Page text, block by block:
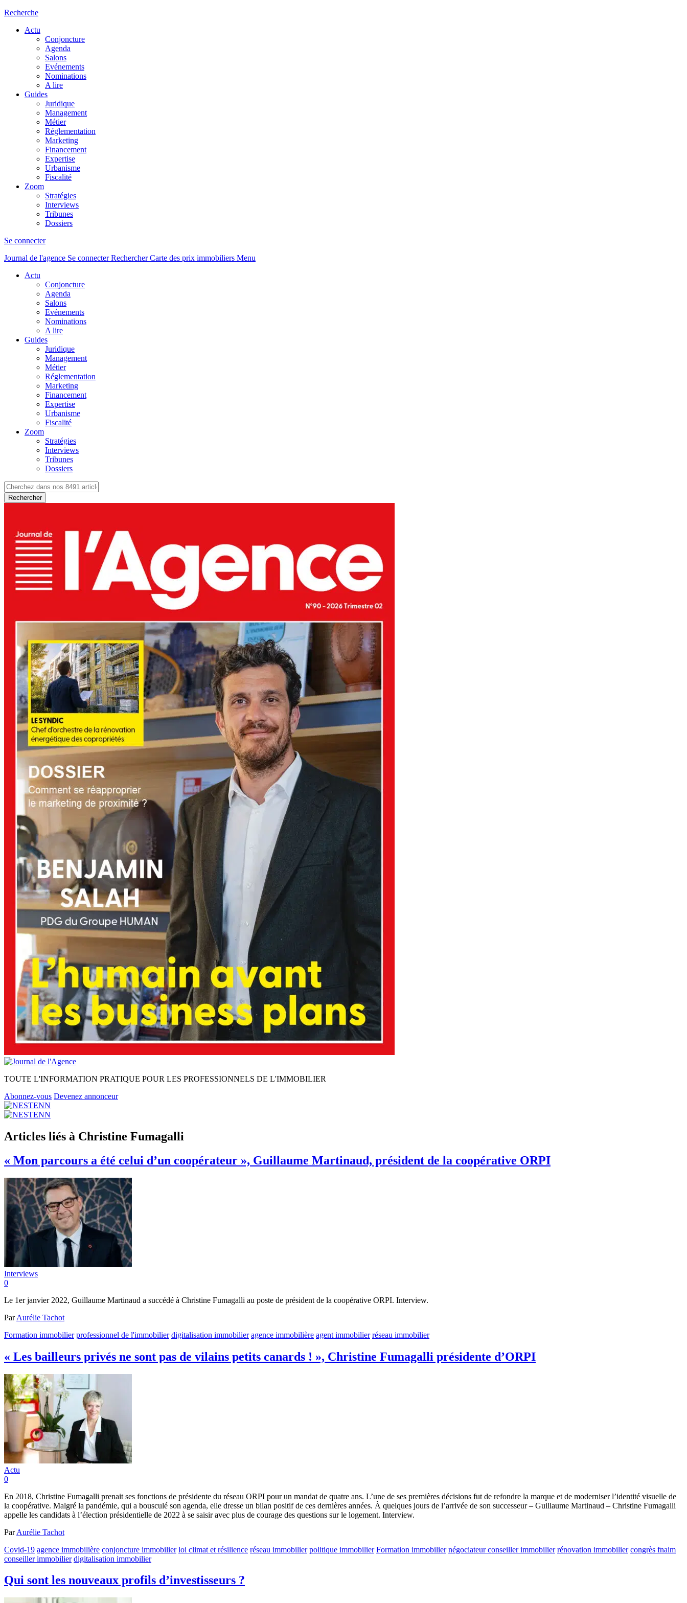
Recherche
Actu
Conjoncture
Agenda
Salons
Evénements
Nominations
A lire
Guides
Juridique
Management
Métier
Réglementation
Marketing
Financement
Expertise
Urbanisme
Fiscalité
Zoom
Stratégies
Interviews
Tribunes
Dossiers
Se connecter
Journal de l'agence Se connecterRechercher Carte des prix immobiliers Menu
Actu
Conjoncture
Agenda
Salons
Evénements
Nominations
A lire
Guides
Juridique
Management
Métier
Réglementation
Marketing
Financement
Expertise
Urbanisme
Fiscalité
Zoom
Stratégies
Interviews
Tribunes
Dossiers
Rechercher
TOUTE L'INFORMATION PRATIQUE POUR LES PROFESSIONNELS DE L'IMMOBILIER
Abonnez-vous Devenez annonceur
Articles liés à Christine Fumagalli
« Mon parcours a été celui d’un coopérateur », Guillaume Martinaud, président de la coopérative ORPI
Interviews
0
Le 1er janvier 2022, Guillaume Martinaud a succédé à Christine Fumagalli au poste de président de la coopérative ORPI. Interview.
ParAurélie Tachot
Formation immobilier professionnel de l'immobilier digitalisation immobilier agence immobilière agent immobilier réseau immobilier
« Les bailleurs privés ne sont pas de vilains petits canards ! », Christine Fumagalli présidente d’ORPI
Actu
0
En 2018, Christine Fumagalli prenait ses fonctions de présidente du réseau ORPI pour un mandat de quatre ans. L’une de ses premières décisions fut de refondre la marque et de moderniser l’identité visuelle de
la coopérative. Malgré la pandémie, qui a bousculé son agenda, elle dresse un bilan positif de ces dernières années. À quelques jours de l’arrivée de son successeur – Guillaume Martinaud – Christine Fumagalli
appelle les candidats à l’élection présidentielle de 2022 à se saisir avec plus de courage des questions sur le logement. Interview.
ParAurélie Tachot
Covid-19 agence immobilière conjoncture immobilier loi climat et résilience réseau immobilier politique immobilier Formation immobilier négociateur conseiller immobilier rénovation immobilier congrès fnaim
conseiller immobilier digitalisation immobilier
Qui sont les nouveaux profils d’investisseurs ?